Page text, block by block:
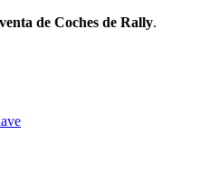
venta de Coches de Rally.